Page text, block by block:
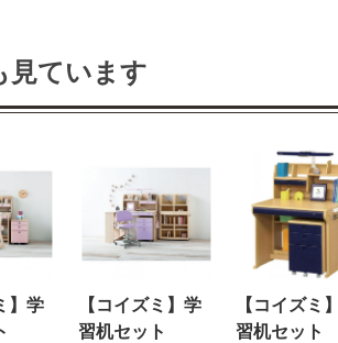
見ています
】学
【コイズミ】学
習机セット
【コイズミ
習机セット